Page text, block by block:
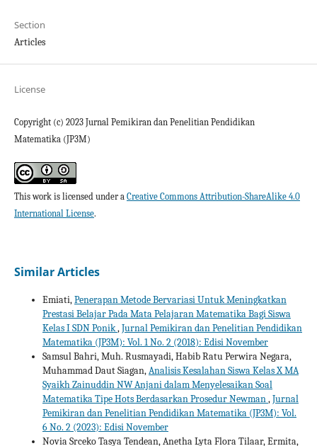
Section
Articles
License
Copyright (c) 2023 Jurnal Pemikiran dan Penelitian Pendidikan
Matematika (JP3M)
This work is licensed under a Creative Commons Attribution-ShareAlike 4.0
International License.
Similar Articles
Emiati,Penerapan Metode Bervariasi Untuk Meningkatkan
Prestasi Belajar Pada Mata Pelajaran Matematika Bagi Siswa
Kelas I SDN Ponik,Jurnal Pemikiran dan Penelitian Pendidikan
Matematika (JP3M): Vol. 1 No. 2 (2018): Edisi November
Samsul Bahri, Muh. Rusmayadi, Habib Ratu Perwira Negara,
Muhammad Daut Siagan,Analisis Kesalahan Siswa Kelas X MA
Syaikh Zainuddin NW Anjani dalam Menyelesaikan Soal
Matematika Tipe Hots Berdasarkan Prosedur Newman,Jurnal
Pemikiran dan Penelitian Pendidikan Matematika (JP3M): Vol.
6 No. 2 (2023): Edisi November
Novia Srceko Tasya Tendean, Anetha Lyta Flora Tilaar, Ermita,